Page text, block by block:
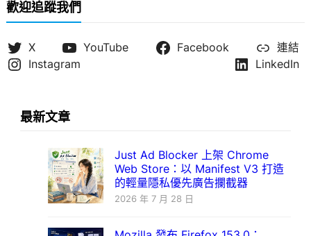
歡迎追蹤我們
X YouTube Facebook
連結
Instagram
LinkedIn
最新文章
Just Ad Blocker 上架 Chrome
Web Store：以 Manifest V3 打造
的輕量隱私優先廣告攔截器
2026 年 7 月 28 日